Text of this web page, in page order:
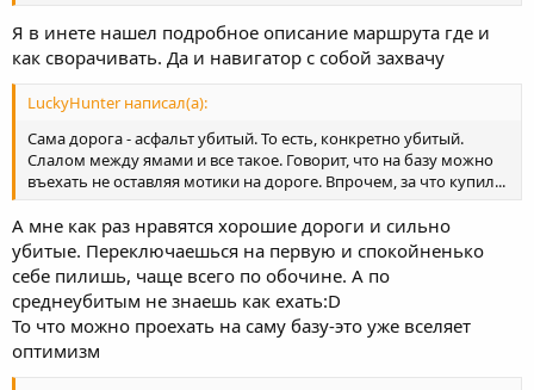
Я в инете нашел подробное описание маршрута где и
как сворачивать. Да и навигатор с собой захвачу
LuckyHunter написал(а):
Сама дорога - асфальт убитый. То есть, конкретно убитый.
Слалом между ямами и все такое. Говорит, что на базу можно
въехать не оставляя мотики на дороге. Впрочем, за что купил...
А мне как раз нравятся хорошие дороги и сильно
убитые. Переключаешься на первую и спокойненько
себе пилишь, чаще всего по обочине. А по
среднеубитым не знаешь как ехать:D
То что можно проехать на саму базу-это уже вселяет
оптимизм